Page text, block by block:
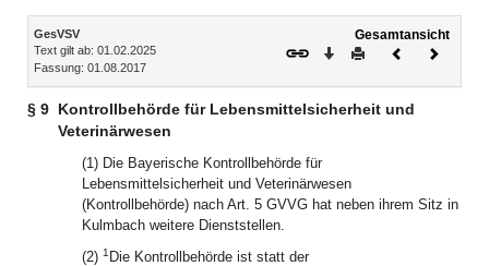
Inhalt
GesVSV
Text gilt ab: 01.02.2025
Fassung: 01.08.2017
Gesamtansicht
Download
DruckenVorheriges
§ 9 Kontrollbehörde für Lebensmittelsicherheit und
Veterinärwesen
(1) Die Bayerische Kontrollbehörde für
Lebensmittelsicherheit und Veterinärwesen
(Kontrollbehörde) nach Art. 5 GVVG hat neben ihrem Sitz in
Kulmbach weitere Dienststellen.
(2) 1 Die Kontrollbehörde ist statt der